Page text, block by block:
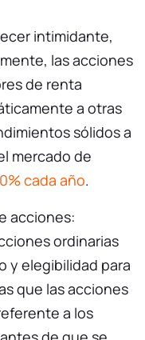
intimidante,
las acciones
de renta
a otras
sólidos a
mercado de
cada año.
acciones:
ordinarias
y elegibilidad para
que las acciones
a los